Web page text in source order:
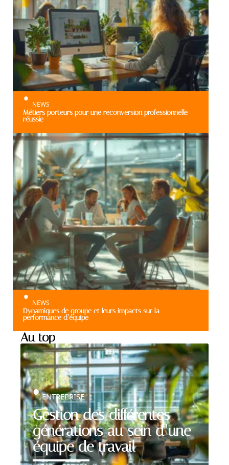
NEWS
Métiers porteurs pour une reconversion professionnelle
réussie
NEWS
Dynamiques de groupe et leurs impacts sur la
performance d’équipe
Au top
Gestion des différentes
générations au sein d’une
équipe de travail
ENTREPRISE